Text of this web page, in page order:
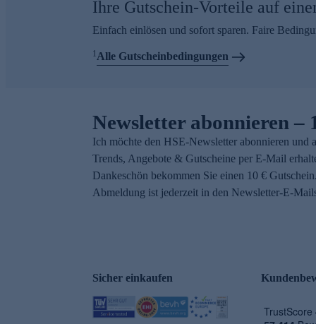
Ihre Gutschein-Vorteile auf
Einfach einlösen und sofort sparen. Faire
1Alle Gutscheinbedingungen
Newsletter abonnieren –
Ich möchte den HSE-Newsletter abonnieren und
Trends, Angebote & Gutscheine per E-Mail
Dankeschön bekommen Sie einen 10 €
Abmeldung ist jederzeit in den Newsletter-E-
Sicher einkaufen